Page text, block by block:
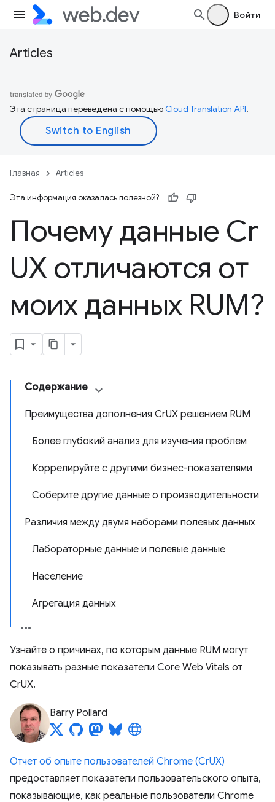
Войти
Articles
Эта страница переведена с помощьюCloud Translation API.
Главная Articles
Эта информация оказалась полезной?
Почему данные Cr
UX отличаются от
моих данных RUM?
Содержание
Преимущества дополнения CrUX решением RUM
Более глубокий анализ для изучения проблем
Коррелируйте с другими бизнес-показателями
Соберите другие данные о производительности
Различия между двумя наборами полевых данных
Лабораторные данные и полевые данные
Население
Агрегация данных
Узнайте о причинах, по которым данные RUM могут
показывать разные показатели Core Web Vitals от
CrUX.
Barry Pollard
Отчет об опыте пользователей Chrome (CrUX)
предоставляет показатели пользовательского опыта,
показывающие, как реальные пользователи Chrome